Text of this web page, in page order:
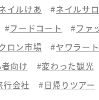
イルけあ ネイルサ
フードコート ファ
ロン市場 ヤワラート
向け 変わった観光
行会社 日帰りツアー